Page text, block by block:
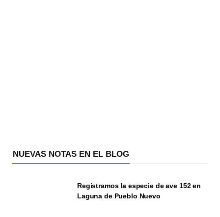
NUEVAS NOTAS EN EL BLOG
Registramos la especie de ave 152 en
Laguna de Pueblo Nuevo